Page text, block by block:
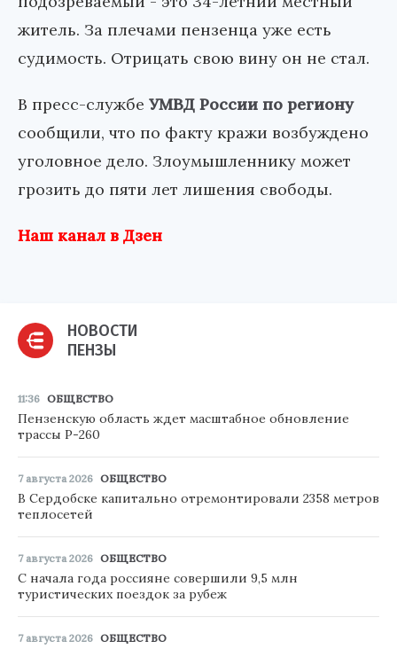
житель. За плечами пензенца уже есть
судимость. Отрицать свою вину он не стал.
В пресс-службе УМВД России по региону
сообщили, что по факту кражи возбуждено
уголовное дело. Злоумышленнику может
грозить до пяти лет лишения свободы.
Наш канал в Дзен
НОВОСТИ
ПЕНЗЫ
11:36 ОБЩЕСТВО
Пензенскую область ждет масштабное обновление
трассы Р-260
7 августа 2026 ОБЩЕСТВО
В Сердобске капитально отремонтировали 2358 метров
теплосетей
7 августа 2026 ОБЩЕСТВО
С начала года россияне совершили 9,5 млн
туристических поездок за рубеж
7 августа 2026 ОБЩЕСТВО